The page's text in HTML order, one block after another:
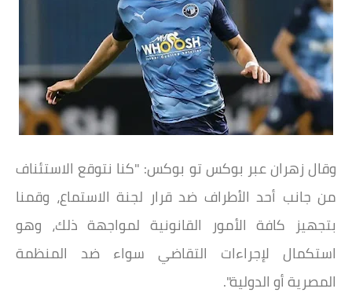
وقال زهران عبر بوكس تو بوكس: "كنا نتوقع الاستئناف
من جانب أحد الأطراف ضد قرار لجنة الاستماع، وقمنا
بتجهيز كافة الأمور القانونية لمواجهة ذلك، وهو
استكمال لإجراءات التقاضي سواء ضد المنظمة
المصرية أو الدولية".